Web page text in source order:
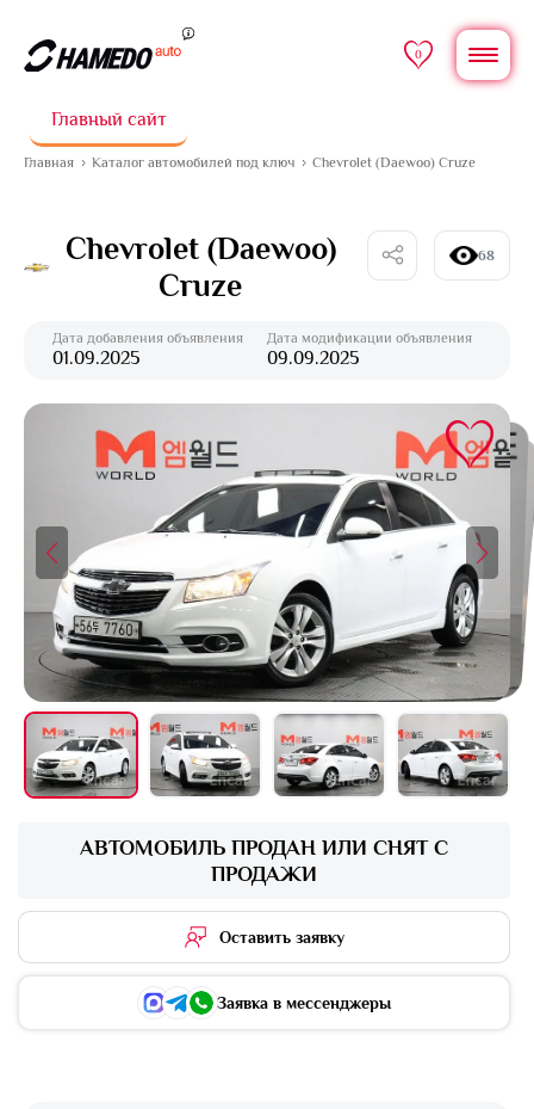
0
Главный сайт
Главная Каталог автомобилей под ключ Chevrolet (Daewoo) Cruze
Chevrolet (Daewoo)
Cruze
68
Дата добавления объявления
01.09.2025
Дата модификации объявления
09.09.2025
АВТОМОБИЛЬ ПРОДАН ИЛИ СНЯТ С
ПРОДАЖИ
Оставить заявку
Заявка в мессенджеры